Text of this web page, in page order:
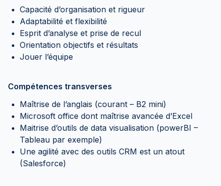
Capacité d’organisation et rigueur
Adaptabilité et flexibilité
Esprit d’analyse et prise de recul
Orientation objectifs et résultats
Jouer l’équipe
Compétences transverses
Maîtrise de l’anglais (courant – B2 mini)
Microsoft office dont maîtrise avancée d’Excel
Maitrise d’outils de data visualisation (powerBI –
Tableau par exemple)
Une agilité avec des outils CRM est un atout
(Salesforce)